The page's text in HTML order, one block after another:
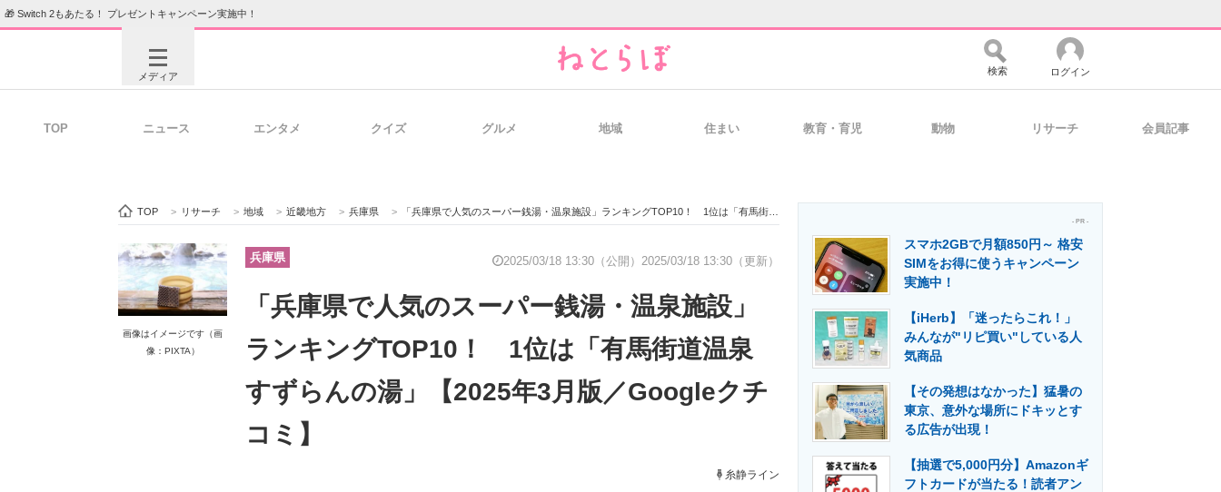
🎁 Switch 2もあたる！ プレゼントキャンペーン実施中！
メディア
ビジネスと働き方のヒント 経営リーダーのコミュニティ マーケ×ITの今がよく分かる
ITエンジニア向け専門サイト 製造業のIT導入・活用を支援
エネルギーの専門メディア 建設×テクノロジーの最前線
検索 ログイン
TOP ニュース エンタメ クイズ グルメ 地域 住まい 教育・育児 動物 リサーチ 会員記事
TOP > リサーチ > 地域 > 近畿地方 > 兵庫県 > 「兵庫県で人気のスーパー銭湯・温泉施設」ランキングTOP10！ 1位は「有馬街道温泉 すずらんの湯」【2025年3月版／Googleクチコミ】
画像はイメージです（画
像：PIXTA）
兵庫県 2025/03/18 13:30（公開） 2025/03/18 13:30（更新）
「兵庫県で人気のスーパー銭湯・温泉施設」
ランキングTOP10！ 1位は「有馬街道温泉
すずらんの湯」【2025年3月版／Googleクチ
コミ】
糸静ライン
- PR -
スマホ2GBで月額850円～ 格安
SIMをお得に使うキャンペーン
実施中！
【iHerb】「迷ったらこれ！」
みんなが"リピ買い"している人
気商品
【その発想はなかった】猛暑の
東京、意外な場所にドキッとす
る広告が出現！
【抽選で5,000円分】Amazonギ
フトカードが当たる！読者アン